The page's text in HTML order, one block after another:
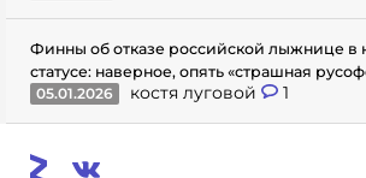
Финны об отказе российской лыжнице в
статусе: наверное, опять «страшная
05.01.2026
костя луговой 1